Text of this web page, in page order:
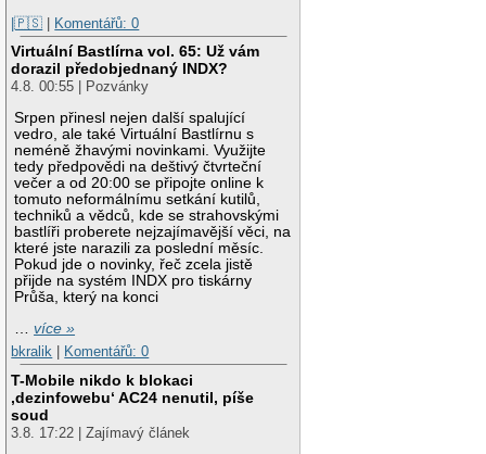
|🇵🇸 | Komentářů: 0
Virtuální Bastlírna vol. 65: Už vám
dorazil předobjednaný INDX?
4.8. 00:55 | Pozvánky
Srpen přinesl nejen další spalující
vedro, ale také Virtuální Bastlírnu s
neméně žhavými novinkami. Využijte
tedy předpovědi na deštivý čtvrteční
večer a od 20:00 se připojte online k
tomuto neformálnímu setkání kutilů,
techniků a vědců, kde se strahovskými
bastlíři proberete nejzajímavější věci, na
které jste narazili za poslední měsíc.
Pokud jde o novinky, řeč zcela jistě
přijde na systém INDX pro tiskárny
Průša, který na konci
…více »
bkralik
Komentářů: 0
T-Mobile nikdo k blokaci
‚dezinfowebu‘ AC24 nenutil, píše
soud
3.8. 17:22 | Zajímavý článek